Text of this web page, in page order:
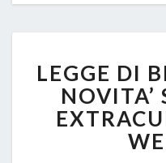
LEGGE DI
NOVITA’